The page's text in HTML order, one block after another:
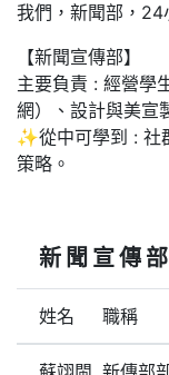
我們，新聞部，24
【新聞宣傳部】
主要負責 : 經營學
網）、設計與美宣
✨從中可學到 : 社
策略。
新聞宣傳
姓名 職稱